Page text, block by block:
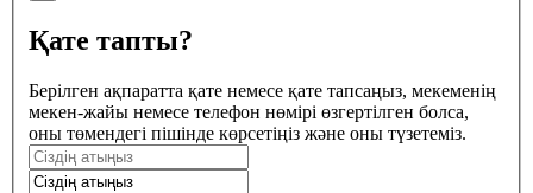
Қате тапты?
Берілген ақпаратта қате немесе қате тапсаңыз, мекеменің
мекен-жайы немесе телефон нөмірі өзгертілген болса,
оны төмендегі пішінде көрсетіңіз және оны түзетеміз.